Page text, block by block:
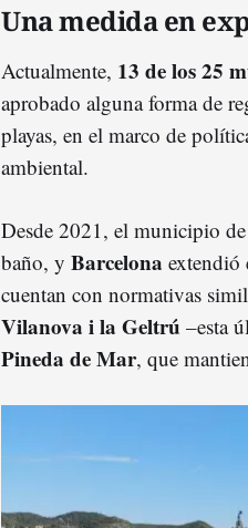
Una medida en
Actualmente, 13 de los 25
aprobado alguna forma de
playas, en el marco de
ambiental.
Desde 2021, el municipio de
baño, y Barcelona extendió
cuentan con normativas
Vilanova i la Geltrú –esta
Pineda de Mar, que